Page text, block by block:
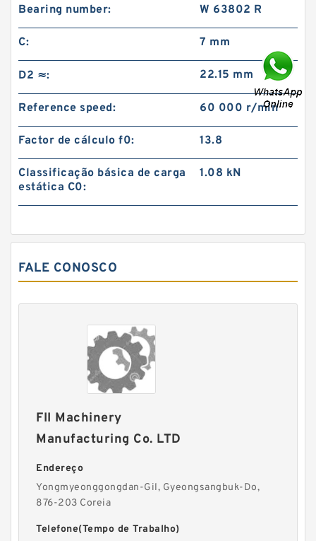
Bearing number: W 63802 R
C: 7 mm
D2 ≈: 22.15 mm
Reference speed: 60 000 r/min
Factor de cálculo f0: 13.8
Classificação básica de carga
estática C0:
1.08 kN
FALE CONOSCO
FII Machinery
Manufacturing Co. LTD
Endereço
Yongmyeonggongdan-Gil, Gyeongsangbuk-Do,
876-203 Coreia
Telefone(Tempo de Trabalho)